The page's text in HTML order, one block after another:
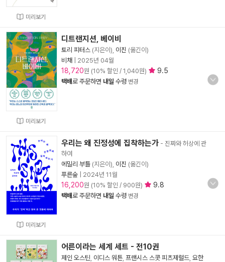
미리보기
미리보기
디트랜지션, 베이비
토리 피터스 (지은이), 이진 (옮긴이)
비채
2025년 04월
18,720원 (10% 할인 / 1,040원) 9.5
택배로 주문하면 내일 수령 변경
미리보기
우리는 왜 진정성에 집착하는가 - 진짜와 허상에 관
하여
에밀리 부틀 (지은이), 이진 (옮긴이)
푸른숲
2024년 11월
16,200원 (10% 할인 / 900원) 9.8
택배로 주문하면 내일 수령 변경
어른이라는 세계 세트 - 전10권
제인 오스틴 이디스 워튼 프랜시스 스콧 피츠제럴드 요한